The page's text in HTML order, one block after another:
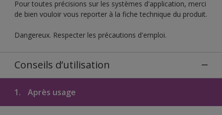
Pour toutes précisions sur les systèmes d'application, merci
de bien vouloir vous reporter à la fiche technique du produit.
Dangereux. Respecter les précautions d'emploi.
Conseils d’utilisation
1. Après usage